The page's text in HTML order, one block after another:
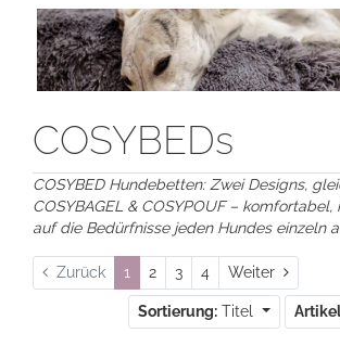
COSYBEDs
COSYBED Hundebetten: Zwei Designs,
COSYBAGEL & COSYPOUF –
auf die Bedürfnisse jeden Hundes einzeln
Zurück 1 2 3 4 Weiter Weiter
Sortierung: Titel